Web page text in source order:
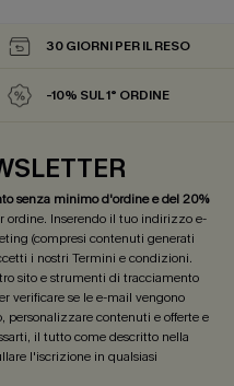
30 GIORNI PER IL RESO
-10% SUL 1° ORDINE
senza minimo d'ordine e del 20%
ordine. Inserendo il tuo indirizzo e-
(compresi contenuti generati
i nostri Termini e condizioni.
sito e strumenti di tracciamento
verificare se le e-mail vengono
contenuti e offerte e
il tutto come descritto nella
l'iscrizione in qualsiasi